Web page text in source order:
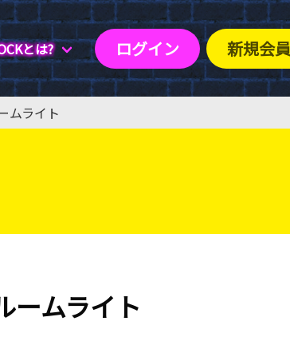
とは? ログイン 新規会
ムライト
ームライト